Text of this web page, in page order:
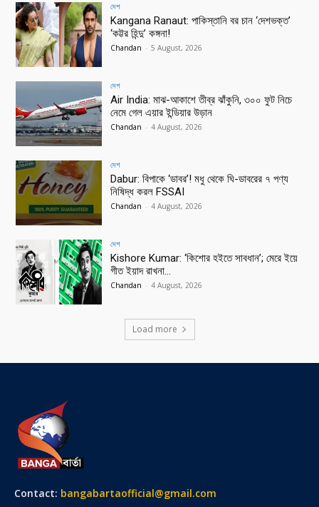
দেশ
Kangana Ranaut: পাকিস্তানি বর চান ‘দেশভক্ত’
‘কট্টর হিন্দু’ কঙ্গনা!
Chandan - 5 August, 2026
দেশ
Air India: মাঝ-আকাশে তীব্র ঝাঁকুনি, ৩০০ ফুট নিচে
নেমে গেল এয়ার ইন্ডিয়ার উড়ান
Chandan - 4 August, 2026
দেশ
Dabur: বিপাকে ‘ডাবর’! মধু থেকে ঘি-ডাবরের ৭ পণ্য
নিষিদ্ধ করল FSSAI
Chandan - 4 August, 2026
দেশ
Kishore Kumar: ‘কিশোর হইতে সাবধান’; মেরে ইয়ে
গীত ইয়াদ রাখনা…
Chandan - 4 August, 2026
Load more
Contact: bangabartaofficial@gmail.com